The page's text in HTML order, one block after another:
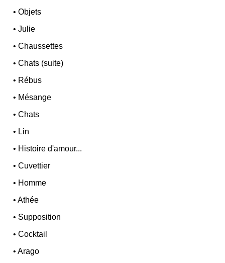
•Objets
•Julie
•Chaussettes
•Chats (suite)
• Rébus
• Mésange
•Chats
• Lin
• Histoire d'amour...
•Cuvettier
• Homme
•Athée
• Supposition
•Cocktail
•Arago